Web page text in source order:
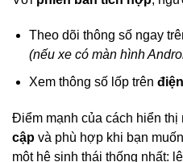
Theo dõi thông số ngay
(nếu xe có màn hình
Xem thông số lốp trên
Điểm mạnh của cách hiển thị
cập và phù hợp khi bạn
một hệ sinh thái thống nhất: